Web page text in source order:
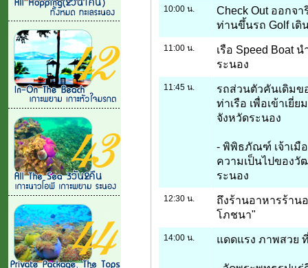
10:00 น.
Check Out ออกจ
ท่านขึ้นรถ Golf เดิ
11:00 น.
เรือ Speed Boat
ระนอง
11:45 น.
รถส่วนตัวคันเดิมข
ท่าเรือ เพื่อเข้าเยี่
จังหวัดระนอง
- พิพิธภัณฑ์ เจ้าเมื
ความเป็นไปของวั
ระนอง
12:30 น.
ถึงร้านอาหารร้าน
โภชนา"
14:00 น. แดดแรง ภาพสวย